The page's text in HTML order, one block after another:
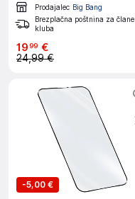
Prodajalec Big Bang
Brezplačna poštnina za člane
kluba
1999 €
24,99 €
-5,00 €